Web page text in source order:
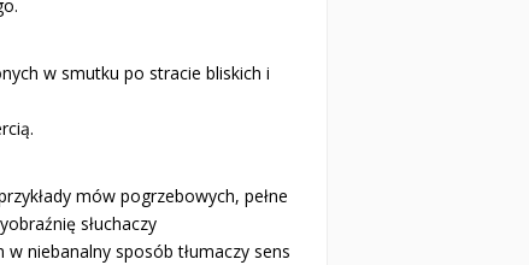
w smutku po stracie bliskich i
mów pogrzebowych, pełne
słuchaczy
niebanalny sposób tłumaczy sens